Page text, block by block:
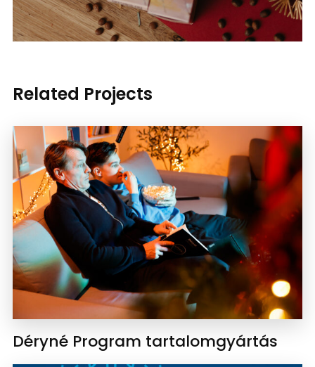
Related Projects
Déryné Program tartalomgyártás